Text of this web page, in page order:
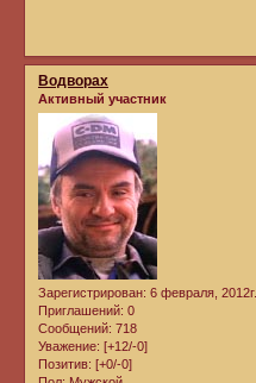
Водворах
Активный участник
Зарегистрирован: 6 февраля, 2012г.
Приглашений: 0
Сообщений: 718
Уважение: [+12/-0]
Позитив: [+0/-0]